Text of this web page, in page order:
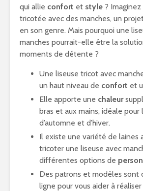
qui allie confort et style ?
tricotée avec des manches, un
en son genre. Mais pourquoi une
manches pourrait-elle être la
moments de détente ?
Une liseuse tricot avec
un haut niveau de confort et
Elle apporte une chaleur
bras et aux mains, idéale pour
d’automne et d’hiver.
Il existe une variété de laines
tricoter une liseuse avec
différentes options de
Des patrons et modèles sont
ligne pour vous aider à